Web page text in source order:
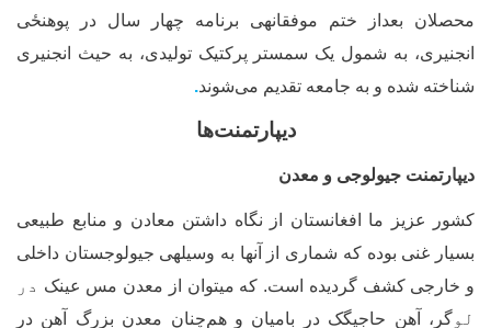
بعداز ختم موفقانه‏ی برنامه چهار سال در پوهنځی
به شمول یک سمستر پرکتیک تولیدی، به حیث انجنیری
شده و به جامعه تقدیم می‌شوند.
دیپارتمنت‌ها
جیولوجی و معدن
عزیز ما افغانستان از نگاه داشتن معادن و منابع طبیعی
غنی بوده که شماری از آن‏ها به وسیله‏ی جیولوجستان داخلی
خارجی کشف گردیده است. که می‏توان از معدن مس عینکدر
گر، آهن حاجیگک در بامیان و همچنان معدن بزرگ آهن در